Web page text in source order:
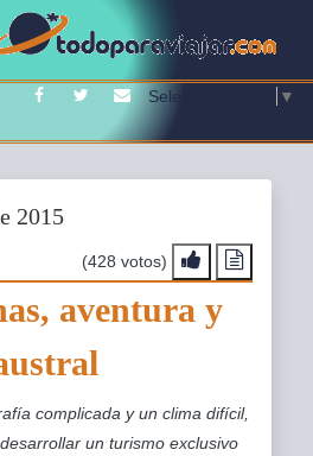
FacebookTwitterContacto
Select Language ▼
2015
(428 votos)
aventura y
complicada y un clima difícil,
un turismo exclusivo